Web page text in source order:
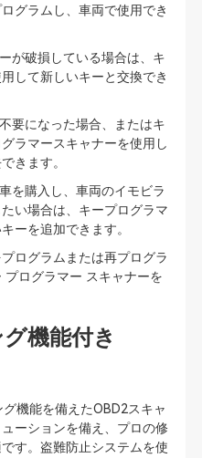
グラムし、車両で使用でき
が破損している場合は、キ
して新しいキーと交換でき
要になった場合、またはキ
ラマースキャナーを使用し
きます。
を購入し、車両のイモビラ
い場合は、キープログラマ
ーを追加できます。
ログラムまたは再プログラ
プログラマー スキャナーを
機能付き
機能を備えたOBD2スキャ
ーションを備え、プロの修
す。盗難防止システムを使